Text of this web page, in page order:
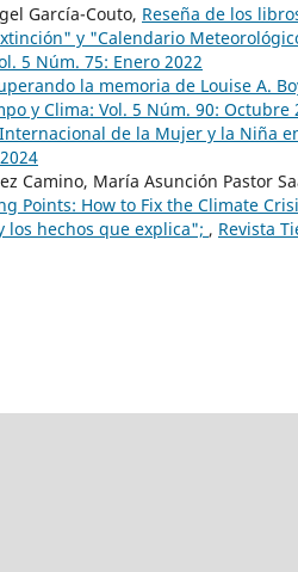
García-Couto, Reseña de los
y "Calendario
5 Núm. 75: Enero 2022
la memoria de Louise A.
y Clima: Vol. 5 Núm. 90: Octubre
de la Mujer y la Niña
Camino, María Asunción Pastor
Points: How to Fix the Climate
los hechos que explica"; , Revista